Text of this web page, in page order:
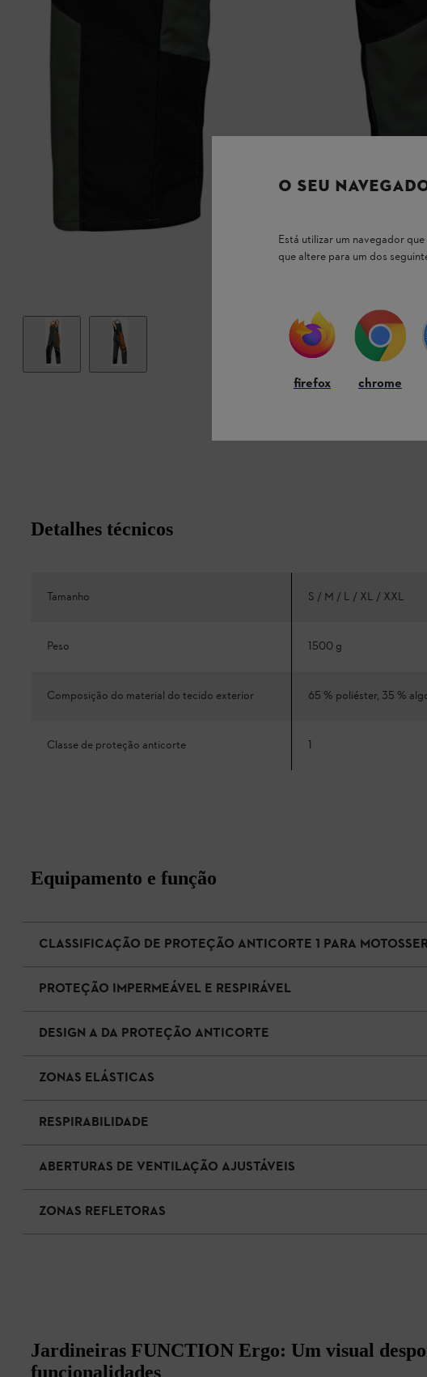
Detalhes técnicos
Tamanho S / M / L / XL / XXL
Peso 1500 g
Composição do material do tecido exterior 65 % poliéster, 35 %
Classe de proteção anticorte 1
Equipamento e função
CLASSIFICAÇÃO DE PROTEÇÃO ANTICORTE 1 PARA
PROTEÇÃO IMPERMEÁVEL E RESPIRÁVEL
DESIGN A DA PROTEÇÃO ANTICORTE
ZONAS ELÁSTICAS
RESPIRABILIDADE
ABERTURAS DE VENTILAÇÃO AJUSTÁVEIS
ZONAS REFLETORAS
Jardineiras FUNCTION Ergo: Um visual
funcionalidades
O SEU
Está utilizar um navegador
que altere para um dos
firefox chrome